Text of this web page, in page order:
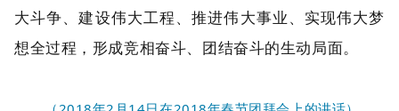
大斗争、建设伟大工程、推进伟大事业、实现伟大梦
想全过程，形成竞相奋斗、团结奋斗的生动局面。